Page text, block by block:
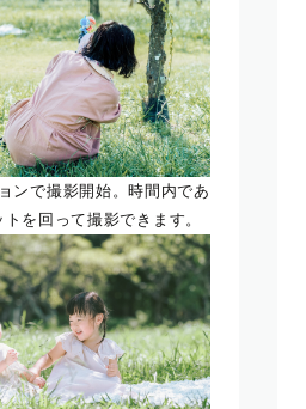
ンで撮影開始。時間内であ
を回って撮影できます。